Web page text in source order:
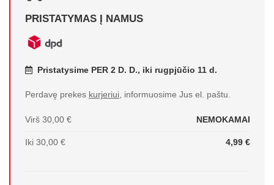
PRISTATYMAS Į NAMUS
Pristatysime PER 2 D. D., iki rugpjūčio 11 d.
Perdavę prekes kurjeriui, informuosime Jus el. paštu.
Virš 30,00 € NEMOKAMAI
Iki 30,00 € 4,99 €